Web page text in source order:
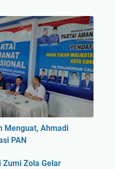
Menguat, Ahmadi
PAN
Zumi Zola Gelar